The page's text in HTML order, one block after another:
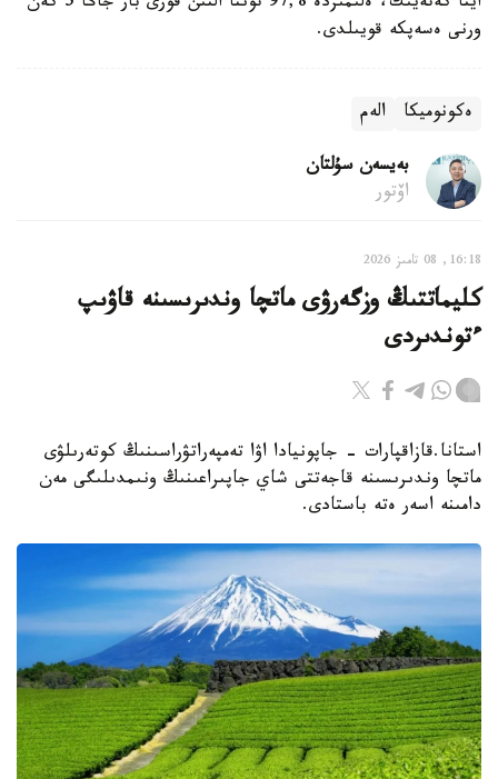
ورنى ەسەپكە قويىلدى.
ەكونوميكا الەم
بەيسەن سۇلتان
اۆتور
16:18, 08 تامىز 2026
كليماتتىڭ وزگەرۋى ماتچا وندىرىسىنە قاۋىپ
ءتوندىردى
استانا.قازاقپارات - جاپونيادا اۋا تەمپەراتۋراسىنىڭ كوتەرىلۋى
ماتچا وندىرىسىنە قاجەتتى شاي جاپىراعىنىڭ ونىمدىلىگى مەن
دامىنە اسەر ەتە باستادى.